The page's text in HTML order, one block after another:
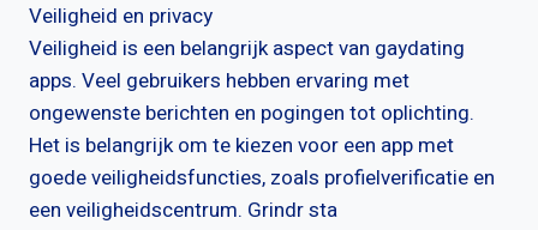
Veiligheid en privacy
Veiligheid is een belangrijk aspect van gaydating
apps. Veel gebruikers hebben ervaring met
ongewenste berichten en pogingen tot oplichting.
Het is belangrijk om te kiezen voor een app met
goede veiligheidsfuncties, zoals profielverificatie en
een veiligheidscentrum. Grindr sta